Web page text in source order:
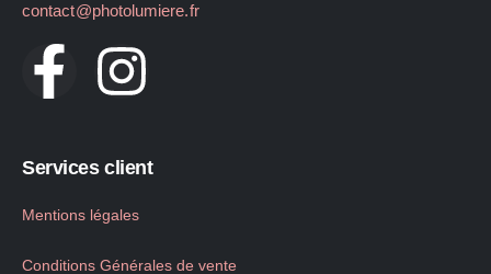
contact@photolumiere.fr
Services client
Mentions légales
Conditions Générales de vente